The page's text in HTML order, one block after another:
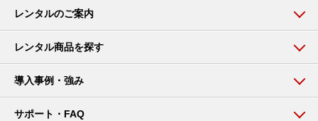
レンタルのご案内
レンタル商品を探す
導入事例・強み
サポート・FAQ